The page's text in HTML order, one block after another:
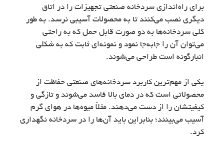
برای راه‌اندازی سردخانه صنعتی تجهیزات را در اتاق
دیگری نصب می‌کنند تا به محصولات آسیبی نرسد. به طور
کلی سردخانه‌ها به دو صورت قابل حمل که به راحتی
می‌توان آن را جابه‌جا نمود و نمونه‌ای ثابت که به شکلی
انبارگونه است طراحی می‌شوند.
یکی از مهم‌ترین کاربرد سردخانه‌های صنعتی حفاظت از
محصولاتی است که در دمای بالا فاسد می‌شوند و تازگی و
کیفیتشان را از دست می‌دهند. مثلاً میوه‌ها در هوای گرم
آسیب می‌بینند؛ بنابراین باید آن‌ها را در سردخانه نگهداری
کرد.